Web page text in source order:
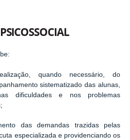
quando necessário, do
sistematizado das alunas,
dificuldades e nos problemas
das demandas trazidas pelas
especializada e providenciando os